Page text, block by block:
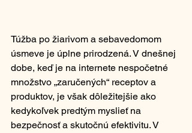
Túžba po žiarivom a sebavedomom
úsmeve je úplne prirodzená. V dnešnej
dobe, keď je na internete nespočetné
množstvo „zaručených“ receptov a
produktov, je však dôležitejšie ako
kedykoľvek predtým myslieť na
bezpečnosť a skutočnú efektivitu. V